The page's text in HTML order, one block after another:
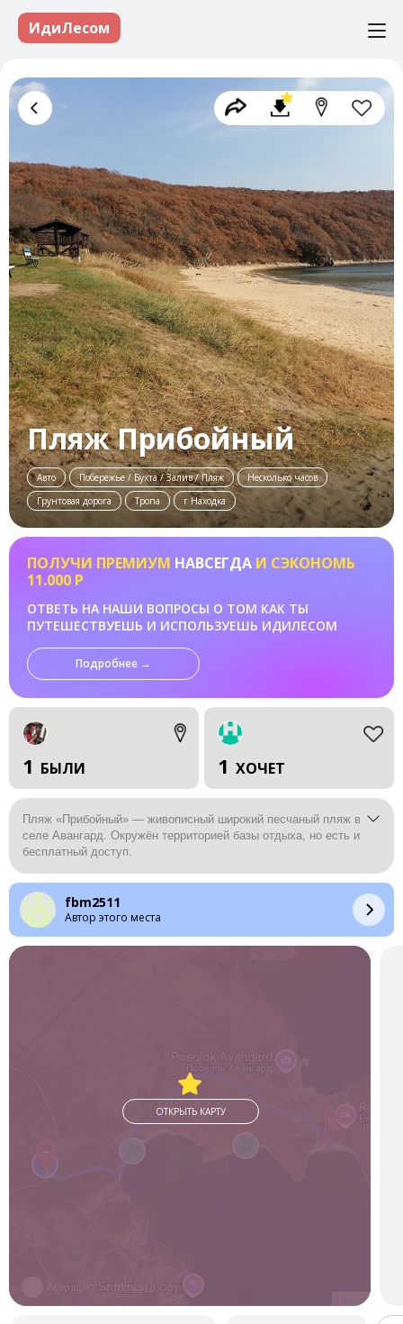
ИдиЛесом
Пляж Прибойный
Авто Побережье / Бухта / Залив / Пляж
Несколько часов
Грунтовая дорога
Тропа г Находка
ПОЛУЧИ ПРЕМИУМ НАВСЕГДА И СЭКОНОМЬ
11.000 Р
ОТВЕТЬ НА НАШИ ВОПРОСЫ О ТОМ КАК ТЫ
ПУТЕШЕСТВУЕШЬ И ИСПОЛЬЗУЕШЬ ИДИЛЕСОМ
Подробнее →
1 БЫЛИ 1 ХОЧЕТ
Пляж «Прибойный» — живописный широкий песчаный пляж в
селе Авангард. Окружён территорией базы отдыха, но есть и
бесплатный доступ.
fbm2511
Автор этого места
Маршрут от fbm2511
Leaflet
ОТКРЫТЬ КАРТУ